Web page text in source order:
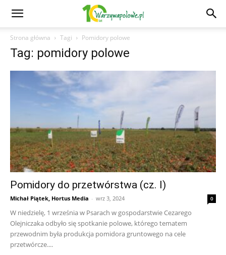
Strona główna Tagi Pomidory polowe
Tag: pomidory polowe
Pomidory do przetwórstwa (cz. I)
Michał Piątek, Hortus Media - wrz 3, 2024 0
W niedzielę, 1 września w Psarach w gospodarstwie Cezarego
Olejniczaka odbyło się spotkanie polowe, którego tematem
przewodnim była produkcja pomidora gruntowego na cele
przetwórcze....